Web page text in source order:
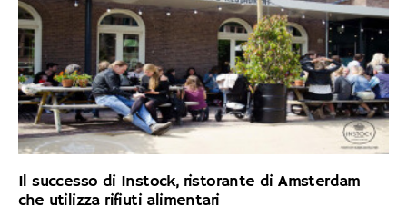
Il successo di Instock, ristorante di Amsterdam
che utilizza rifiuti alimentari